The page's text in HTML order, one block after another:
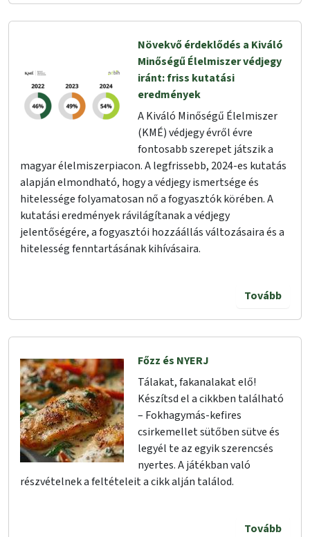
Növekvő érdeklődés a Kiváló
Minőségű Élelmiszer védjegy
iránt: friss kutatási
eredmények
A Kiváló Minőségű Élelmiszer
(KMÉ) védjegy évről évre
fontosabb szerepet játszik a
magyar élelmiszerpiacon. A legfrissebb, 2024-es kutatás
alapján elmondható, hogy a védjegy ismertsége és
hitelessége folyamatosan nő a fogyasztók körében. A
kutatási eredmények rávilágítanak a védjegy
jelentőségére, a fogyasztói hozzáállás változásaira és a
hitelesség fenntartásának kihívásaira.
Tovább
Főzz és NYERJ
Tálakat, fakanalakat elő!
Készítsd el a cikkben található
– Fokhagymás-kefires
csirkemellet sütőben sütve és
legyél te az egyik szerencsés
nyertes. A játékban való
részvételnek a feltételeit a cikk alján találod.
Tovább